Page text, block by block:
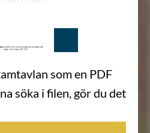
som en PDF
söka i filen, gör du det